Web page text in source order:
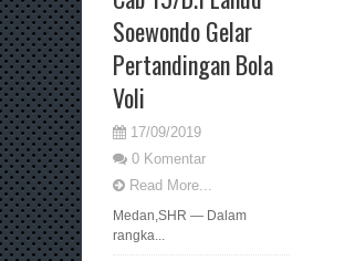
Soewondo Gelar
Pertandingan Bola
Voli
17/09/2019
0 Komentar
Read More...
Medan,SHR — Dalam
rangka...